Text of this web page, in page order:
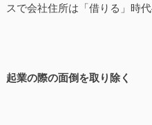
スで会社住所は「借りる」時
起業の際の面倒を取り除く